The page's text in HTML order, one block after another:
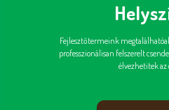
Fejlesztőtermeink
professzionálisan felszerelt
élvezhetitek az